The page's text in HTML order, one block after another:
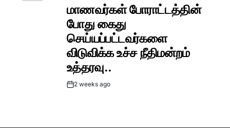
மாணவர்கள் போராட்டத்தின்
போது கைது
செய்யப்பட்டவர்களை
விடுவிக்க உச்ச நீதிமன்றம்
உத்தரவு..
Post2 weeks ago